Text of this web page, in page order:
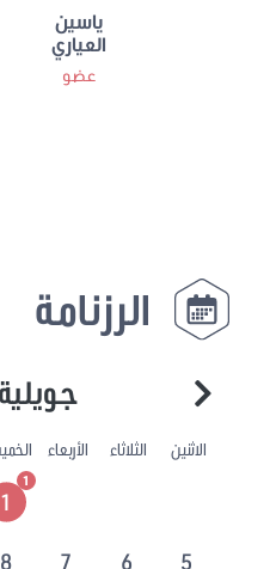
ياسين
العياري
عضو
الرزنامة
جويلية 2021
الاثنين الثلاثاء الأربعاء الخميس